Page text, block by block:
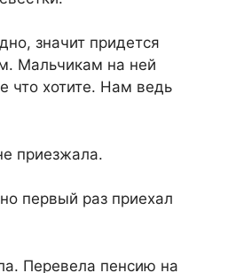
значит придется
Мальчикам на ней
что хотите. Нам ведь
приезжала.
первый раз приехал
Перевела пенсию на